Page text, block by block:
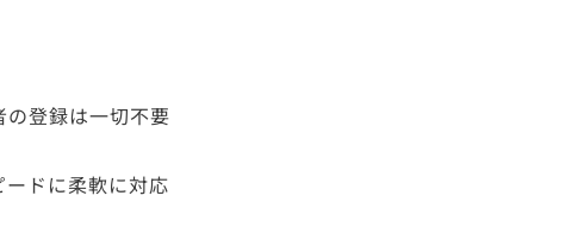
の登録は一切不要
ードに柔軟に対応